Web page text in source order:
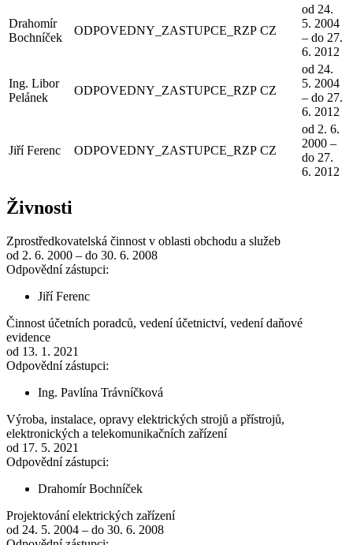
Drahomír
Bochníček
ODPOVEDNY_ZASTUPCE_RZP CZ
od 24.
5. 2004
– do 27.
6. 2012
Ing. Libor
Pelánek
ODPOVEDNY_ZASTUPCE_RZP CZ
od 24.
5. 2004
– do 27.
6. 2012
Jiří Ferenc ODPOVEDNY_ZASTUPCE_RZP CZ
od 2. 6.
2000 –
do 27.
6. 2012
Živnosti
Zprostředkovatelská činnost v oblasti obchodu a služeb
od 2. 6. 2000 – do 30. 6. 2008
Odpovědní zástupci:
Jiří Ferenc
Činnost účetních poradců, vedení účetnictví, vedení daňové
evidence
od 13. 1. 2021
Odpovědní zástupci:
Ing. Pavlína Trávníčková
Výroba, instalace, opravy elektrických strojů a přístrojů,
elektronických a telekomunikačních zařízení
od 17. 5. 2021
Odpovědní zástupci:
Drahomír Bochníček
Projektování elektrických zařízení
od 24. 5. 2004 – do 30. 6. 2008